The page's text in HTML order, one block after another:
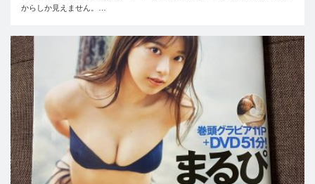
からしか見えません。…